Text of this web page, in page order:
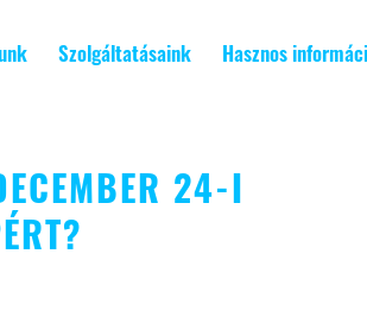
Szolgáltatásaink Hasznos
24-I